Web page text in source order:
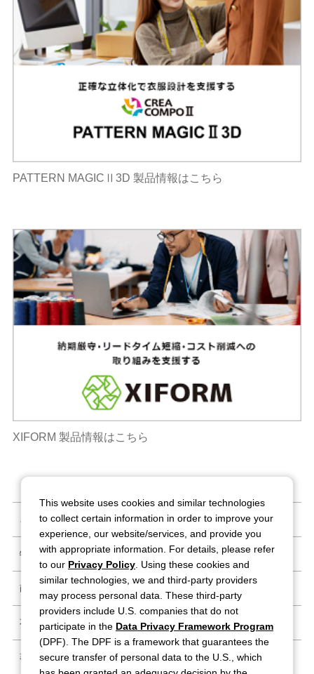
PATTERN MAGICⅡ3D 製品情報はこちら
XIFORM 製品情報はこちら
ご利用条件
特定商取引法に基づく表記
商標・登録商標
不正情報窓口
著作ガイドライン
This website uses cookies and similar technologies
to collect certain information in order to improve your
experience, our website/services, and provide you
with appropriate information. For details, please refer
to our Privacy Policy . Using these cookies and
similar technologies, we and third-party providers
may process personal data. These third-party
providers include U.S. companies that do not
participate in the Data Privacy Framework Program
(DPF). The DPF is a framework that guarantees the
secure transfer of personal data to the U.S., which